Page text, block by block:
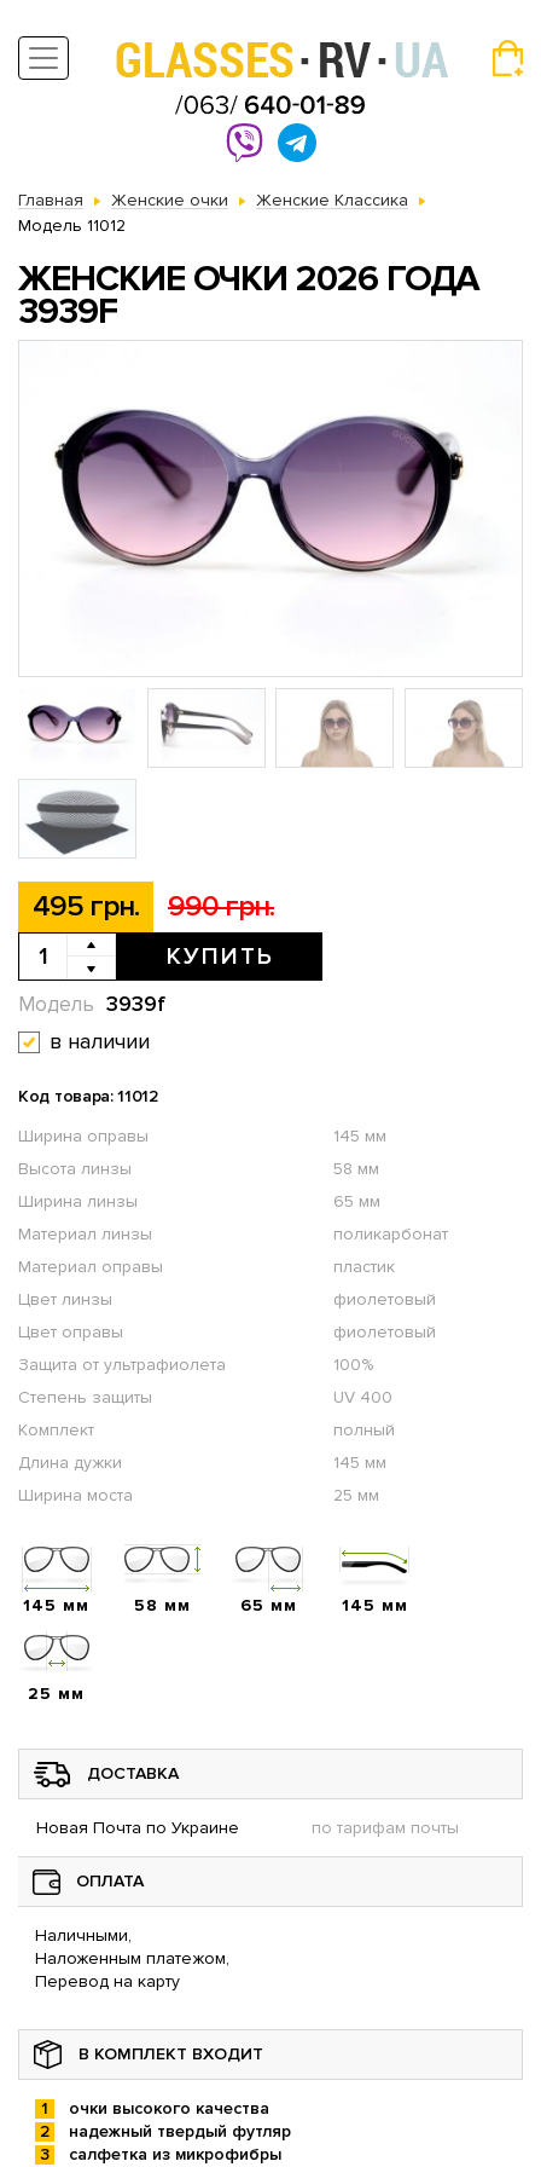
Главная Женские очки
Женские Классика
Модель 11012
ЖЕНСКИЕ ОЧКИ 2026 ГОДА
3939F
495 грн. 990 грн.
КУПИТЬ
3939f
Модель
в наличии
Код товара: 11012
Ширина оправы
145 мм
Высота линзы
58 мм
Ширина линзы
65 мм
Материал линзы
поликарбонат
Материал оправы
пластик
Цвет линзы
фиолетовый
Цвет оправы
фиолетовый
Защита от ультрафиолета
100%
Степень защиты
UV 400
Комплект
полный
Длина дужки
145 мм
Ширина моста
25 мм
145 мм 58 мм 65 мм 145 мм
25 мм
ДОСТАВКА
Новая Почта по Украине по тарифам почты
ОПЛАТА
Наличными,
Наложенным платежом,
Перевод на карту
В КОМПЛЕКТ ВХОДИТ
очки высокого качества
надежный твердый футляр
салфетка из микрофибры